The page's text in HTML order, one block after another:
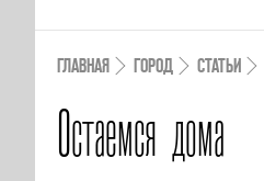
ГЛАВНАЯ ГОРОД СТАТЬИ
Остаемся дома